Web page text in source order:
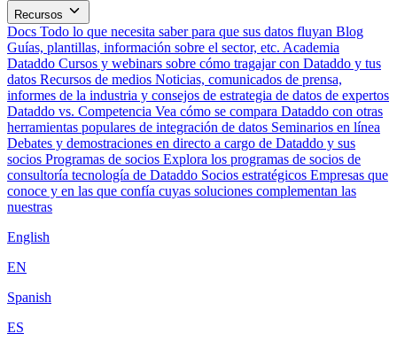
Recursos
Docs Todo lo que necesita saber para que sus datos fluyan Blog
Guías, plantillas, información sobre el sector, etc. Academia
Dataddo Cursos y webinars sobre cómo tragajar con Dataddo y tus
datos Recursos de medios Noticias, comunicados de prensa,
informes de la industria y consejos de estrategia de datos de expertos
Dataddo vs. Competencia Vea cómo se compara Dataddo con otras
herramientas populares de integración de datos Seminarios en línea
Debates y demostraciones en directo a cargo de Dataddo y sus
socios Programas de socios Explora los programas de socios de
consultoría tecnología de Dataddo Socios estratégicos Empresas que
conoce y en las que confía cuyas soluciones complementan las
nuestras
English
EN
Spanish
ES